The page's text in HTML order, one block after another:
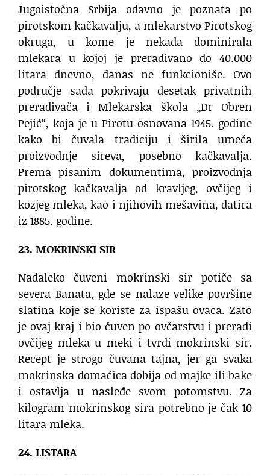
Jugoistočna Srbija odavno je poznata po
pirotskom kačkavalju, a mlekarstvo Pirotskog
okruga, u kome je nekada dominirala
mlekara u kojoj je prerađivano do 40.000
litara dnevno, danas ne funkcioniše. Ovo
područje sada pokrivaju desetak privatnih
prerađivača i Mlekarska škola „Dr Obren
Pejić“, koja je u Pirotu osnovana 1945. godine
kako bi čuvala tradiciju i širila umeća
proizvodnje sireva, posebno kačkavalja.
Prema pisanim dokumentima, proizvodnja
pirotskog kačkavalja od kravljeg, ovčijeg i
kozjeg mleka, kao i njihovih mešavina, datira
iz 1885. godine.
23. MOKRINSKI SIR
Nadaleko čuveni mokrinski sir potiče sa
severa Banata, gde se nalaze velike površine
slatina koje se koriste za ispašu ovaca. Zato
je ovaj kraj i bio čuven po ovčarstvu i preradi
ovčijeg mleka u meki i tvrdi mokrinski sir.
Recept je strogo čuvana tajna, jer ga svaka
mokrinska domaćica dobija od majke ili bake
i ostavlja u nasleđe svom potomstvu. Za
kilogram mokrinskog sira potrebno je čak 10
litara mleka.
24. LISTARA